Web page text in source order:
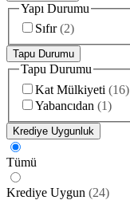
Yapı Durumu
Sıfır (2)
Tapu Durumu
Tapu Durumu
Kat Mülkiyeti (16)
Yabancıdan (1)
Krediye Uygunluk
Tümü
Krediye Uygun (24)